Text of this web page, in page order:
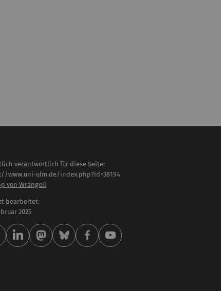
verantwortlich für diese Seite:
www.uni-ulm.de/index.php?id=38194
von Wrangell
bearbeitet:
2025